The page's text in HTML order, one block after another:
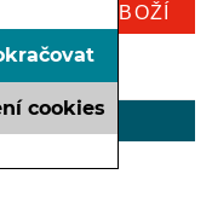
KOUPIT ZBOŽÍ
cookies